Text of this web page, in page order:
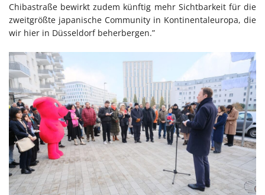
Chibastraße bewirkt zudem künftig mehr Sichtbarkeit für die
zweitgrößte japanische Community in Kontinentaleuropa, die
wir hier in Düsseldorf beherbergen.”